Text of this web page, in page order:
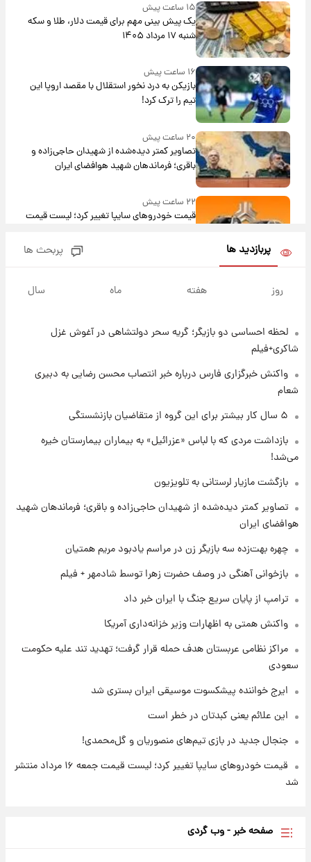
۱۵ ساعت پیش
یک پیش ‌بینی مهم برای قیمت دلار، طلا و سکه
شنبه ۱۷ مرداد ۱۴۰۵
۱۶ ساعت پیش
بازیکن به درد نخور استقلال با مقصد اروپا این
تیم را ترک کرد!
۲۰ ساعت پیش
تصاویر کمتر دیده‌شده از شهیدان حاجی‌زاده و
باقری؛ فرماندهان شهید هوافضای ایران
۲۲ ساعت پیش
قیمت خودروهای سایپا تغییر کرد؛ لیست قیمت
قیمت‌ها تغییر کرد
۱ روز پیش
پشت پرده عکس جدید ترامپ؛ مقام آمریکایی
درباره وضعیت او چه گفت؟
یک پیش‌بینی مهم از آینده بازار طلا
گران‌ترین خرید تاریخ رئال مادرید رونمایی شد
۱ روز پیش
پیش‌بینی بارش‌های گسترده با ورود ال‌نینو؛ کدام
روزها پربارش‌تر خواهند بود؟
پربازدید ها پربحث ها
روز هفته ماه سال
لحظه احساسی دو بازیگر؛ گریه سحر دولتشاهی در آغوش غزل
شاکری+فیلم
واکنش خبرگزاری فارس درباره خبر انتصاب محسن رضایی به دبیری
شعام
۵ سال کار بیشتر برای این گروه از متقاضیان بازنشستگی
بازداشت مردی که با لباس «عزرائیل» به بیماران بیمارستان خیره
می‌شد!
بازگشت مازیار لرستانی به تلویزیون
تصاویر کمتر دیده‌شده از شهیدان حاجی‌زاده و باقری؛ فرماندهان شهید
هوافضای ایران
چهره بهت‌زده سه بازیگر زن در مراسم یادبود مریم همتیان
بازخوانی آهنگی در وصف حضرت زهرا توسط شادمهر + فیلم
ترامپ از پایان سریع جنگ با ایران خبر داد
واکنش همتی به اظهارات وزیر خزانه‌داری آمریکا
مراکز نظامی عربستان هدف حمله قرار گرفت؛ تهدید تند علیه حکومت
سعودی
ایرج خواننده پیشکسوت موسیقی ایران بستری شد
این علائم یعنی کبدتان در خطر است
جنجال جدید در بازی تیم‌های منصوریان و گل‌محمدی!
قیمت خودروهای سایپا تغییر کرد؛ لیست قیمت جمعه ۱۶ مرداد منتشر
شد
صفحه خبر - وب گردی